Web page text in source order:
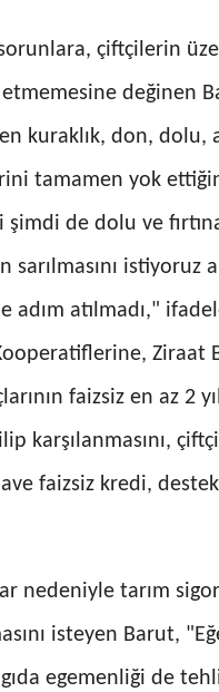
çiftçilerin
değinen
kuraklık, don, dolu,
tamamen yok
de dolu ve
sarılmasını istiyoruz
adım atılmadı,"
Ziraat
faizsiz en az 2
karşılanmasını,
faizsiz kredi,
nedeniyle tarım
isteyen Barut,
egemenliği de